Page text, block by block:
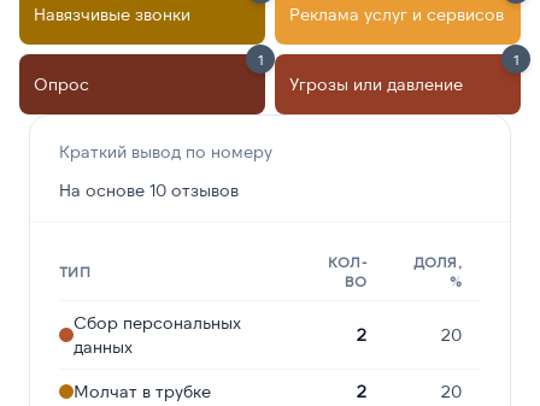
Навязчивые звонки Реклама услуг и сервисов
Опрос
1
Угрозы или давление
1
Краткий вывод по номеру
На основе 10 отзывов
ТИП
КОЛ-
ВО
ДОЛЯ,
%
Сбор персональных
данных
2 20
Молчат в трубке 2 20